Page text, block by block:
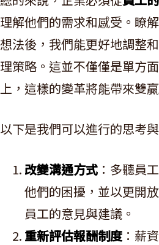
理解他們的需求和感受。瞭
想法後，我們能更好地調整
理策略。這並不僅僅是單方
上，這樣的變革將能帶來雙
以下是我們可以進行的思考與
改變溝通方式 ：多聽員
他們的困擾，並以更開
員工的意見與建議。
重新評估報酬制度 ：薪